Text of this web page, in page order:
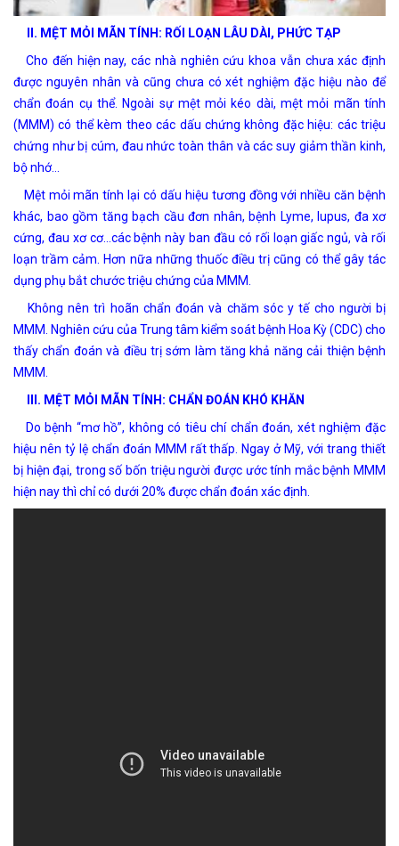
II. MỆT MỎI MÃN TÍNH: RỐI LOẠN LÂU DÀI, PHỨC TẠP
Cho đến hiện nay, các nhà nghiên cứu khoa vẫn chưa xác định
được nguyên nhân và cũng chưa có xét nghiệm đặc hiệu nào để
chẩn đoán cụ thể. Ngoài sự mệt mỏi kéo dài, mệt mỏi mãn tính
(MMM) có thể kèm theo các dấu chứng không đặc hiệu: các triệu
chứng như bị cúm, đau nhức toàn thân và các suy giảm thần kinh,
bộ nhớ…
Mệt mỏi mãn tính lại có dấu hiệu tương đồng với nhiều căn bệnh
khác, bao gồm tăng bạch cầu đơn nhân, bệnh Lyme, lupus, đa xơ
cứng, đau xơ cơ…các bệnh này ban đầu có rối loạn giấc ngủ, và rối
loạn trầm cảm. Hơn nữa những thuốc điều trị cũng có thể gây tác
dụng phụ bắt chước triệu chứng của MMM.
Không nên trì hoãn chẩn đoán và chăm sóc y tế cho người bị
MMM. Nghiên cứu của Trung tâm kiểm soát bệnh Hoa Kỳ (CDC) cho
thấy chẩn đoán và điều trị sớm làm tăng khả năng cải thiện bệnh
MMM.
III. MỆT MỎI MÃN TÍNH: CHẨN ĐOÁN KHÓ KHĂN
Do bệnh “mơ hồ”, không có tiêu chí chẩn đoán, xét nghiệm đặc
hiệu nên tỷ lệ chẩn đoán MMM rất thấp. Ngay ở Mỹ, với trang thiết
bị hiện đại, trong số bốn triệu người được ước tính mắc bệnh MMM
hiện nay thì chỉ có dưới 20% được chẩn đoán xác định.